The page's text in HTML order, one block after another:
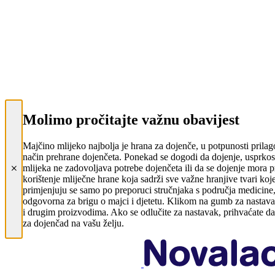
Molimo pročitajte važnu obavijest
Majčino mlijeko najbolja je hrana za dojenče, u potpunosti
način prehrane dojenčeta. Ponekad se dogodi da dojenje,
mlijeka ne zadovoljava potrebe dojenčeta ili da se dojenje mora
korištenje mliječne hrane koja sadrži sve važne hranjive tvari
primjenjuju se samo po preporuci stručnjaka s područja
odgovorna za brigu o majci i djetetu. Klikom na gumb za
i drugim proizvodima. Ako se odlučite za nastavak, prihvaćate
za dojenčad na vašu želju.